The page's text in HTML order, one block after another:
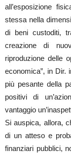
all’esposizione
stessa nella
di beni custoditi,
creazione di
riproduzione delle
economica”, in Dir.
più pesante della
positivi di
vantaggio
Si auspica, allora,
di un atteso e
finanziari pubblici,